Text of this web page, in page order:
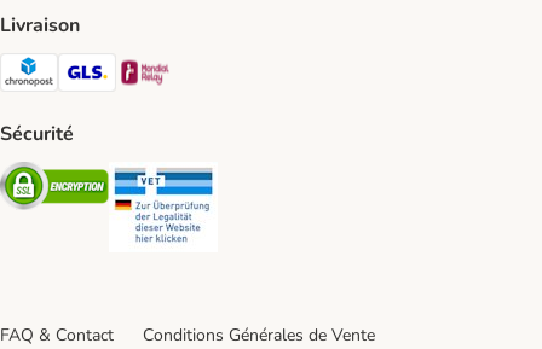
Livraison
Chronopost Shipping Method
GLS Shipping Method
Sécurité
Security
FAQ & Contact
Conditions Générales de Vente